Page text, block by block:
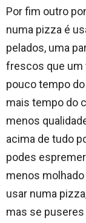
Por fim outro
numa pizza é
pelados, uma
frescos que um
pouco tempo
mais tempo do
menos
acima de tudo
podes
menos
usar numa
mas se